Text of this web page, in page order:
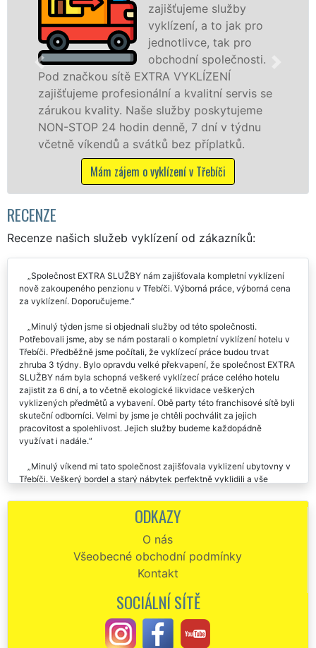
zajišťujeme služby
vyklízení, a to jak pro
jednotlivce, tak pro
obchodní společnosti.
sítě EXTRA VYKLÍZENÍ
profesionální a kvalitní servis se
Naše služby poskytujeme
24 hodin denně, 7 dní v týdnu
a svátků bez příplatků.
Mám zájem o vyklízení v Třebíči
jak
zárukou
STOP bez
RECENZE
Recenze našich služeb vyklízení od zákazníků:
Společnost EXTRA SLUŽBY nám zajišťovala kompletní vyklízení
nově zakoupeného penzionu v Třebíči. Výborná práce, výborná cena
za vyklízení. Doporučujeme.
Minulý týden jsme si objednali služby od této společnosti.
Potřebovali jsme, aby se nám postarali o kompletní vyklízení hotelu v
Třebíči. Předběžně jsme počítali, že vyklízecí práce budou trvat
zhruba 3 týdny. Bylo opravdu velké překvapení, že společnost EXTRA
SLUŽBY nám byla schopná veškeré vyklízecí práce celého hotelu
zajistit za 6 dní, a to včetně ekologické likvidace veškerých
vyklizených předmětů a vybavení. Obě party této franchisové sítě byli
skuteční odborníci. Velmi by jsme je chtěli pochválit za jejich
pracovitost a spolehlivost. Jejich služby budeme každopádně
využívat i nadále.
Minulý víkend mi tato společnost zajišťovala vyklizení ubytovny v
Třebíči. Veškerý bordel a starý nábytek perfektně vyklidili a vše
služby. Není nic, co by se jim dalo vytknout, byl jsem skutečně velmi
Vyklízení ubytovny v Třebíči proběhlo bez jakéhokoliv zádrhelu.
Tuto společnost můžeme vřele doporučit.
Chtěl bych jsem této společnosti EXTRA SLUŽBY moc poděkovat
za pomoc, kterou mi poskytli při vyklízení ubytovny v Třebíči. Jejich
práce byla skutečně excelentní a bylo poznat, že spolupracuji se
skutečnými profesionály. Děkuji a určitě doporučuji.
Příjezd naprosto přesně. Výborná komunikace se zákazníkem.
ODKAZY
O nás
Všeobecné obchodní podmínky
Kontakt
SOCIÁLNÍ SÍTĚ